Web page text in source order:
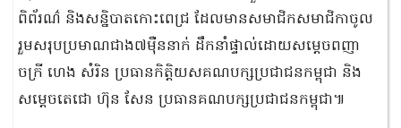
ពិព័រណ៌ និងសន្និបាតកោះពេជ្រ ដែលមានសមាជិកសមាជិកាចូល
រួមសរុបប្រមាណជាង៧ម៉ឺននាក់ ដឹកនាំផ្ទាល់ដោយសម្ដេចពញា
ចក្រី ហេង សំរិន ប្រធានកិត្តិយសគណបក្សប្រជាជនកម្ពុជា និង
សម្ដេចតេជោ ហ៊ុន សែន ប្រធានគណបក្សប្រជាជនកម្ពុជា៕